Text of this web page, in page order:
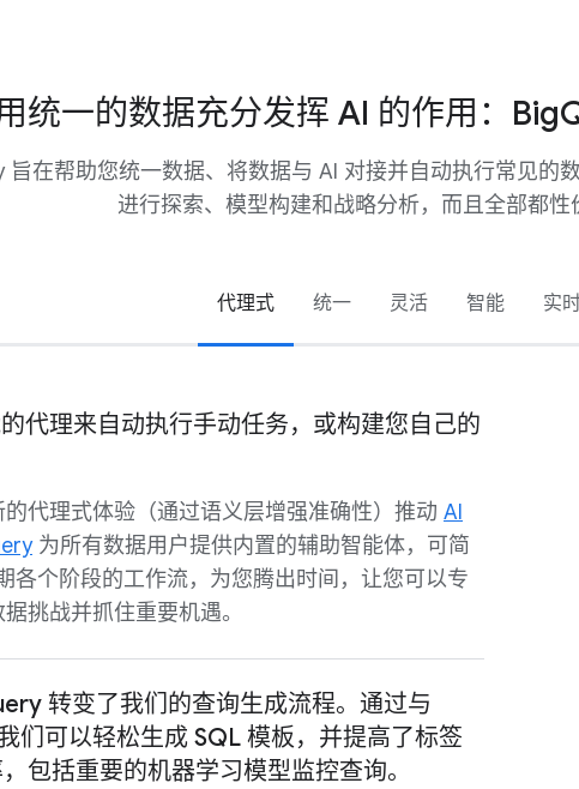
统一的数据充分发挥 AI 的作用：
旨在帮助您统一数据、将数据与 AI 对接并自动执行常见的
进行探索、模型构建和战略分析，而且全部都性
代理式 统一 灵活 智能 实
代理来自动执行手动任务，或构建您自己的
代理式体验（通过语义层增强准确性）推动 AI
为所有数据用户提供内置的辅助智能体，可简
各个阶段的工作流，为您腾出时间，让您可以专
挑战并抓住重要机遇。
转变了我们的查询生成流程。通过与
们可以轻松生成 SQL 模板，并提高了标签
包括重要的机器学习模型监控查询。